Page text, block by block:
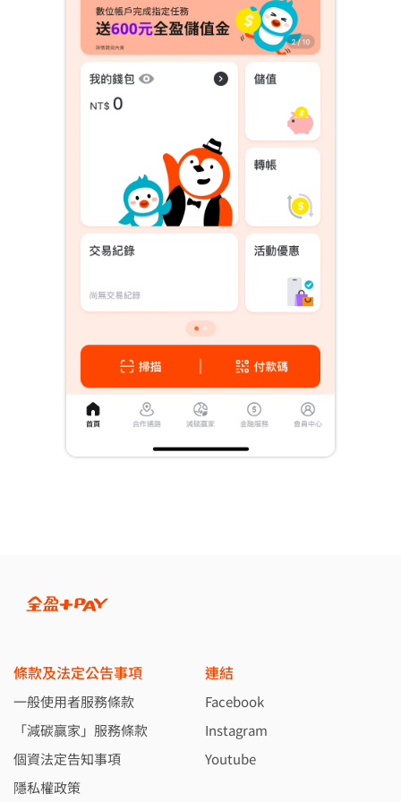
條款及法定公告事項
一般使用者服務條款
「減碳贏家」服務條款
個資法定告知事項
隱私權政策
連結
Facebook
Instagram
Youtube